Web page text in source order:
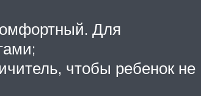
Для
чтобы ребенок не